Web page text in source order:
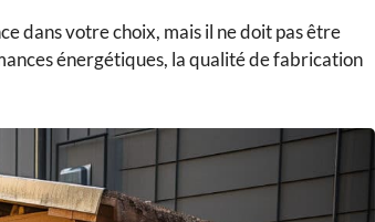
dans votre choix, mais il ne doit pas être
énergétiques, la qualité de fabrication